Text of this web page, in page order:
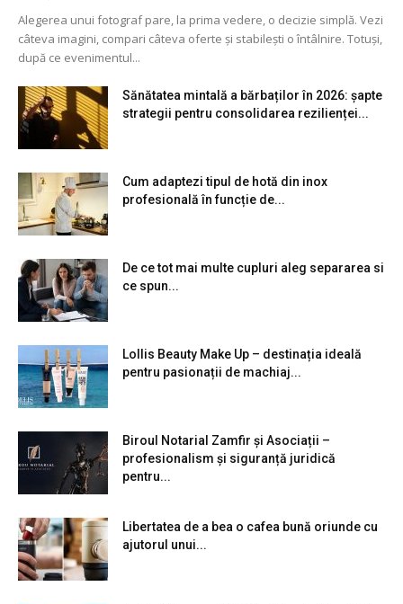
Alegerea unui fotograf pare, la prima vedere, o decizie simplă. Vezi
câteva imagini, compari câteva oferte și stabilești o întâlnire. Totuși,
după ce evenimentul...
Sănătatea mintală a bărbaților în 2026: șapte
strategii pentru consolidarea rezilienței...
Cum adaptezi tipul de hotă din inox
profesională în funcție de...
De ce tot mai multe cupluri aleg separarea si
ce spun...
Lollis Beauty Make Up – destinația ideală
pentru pasionații de machiaj...
Biroul Notarial Zamfir și Asociații –
profesionalism și siguranță juridică
pentru...
Libertatea de a bea o cafea bună oriunde cu
ajutorul unui...